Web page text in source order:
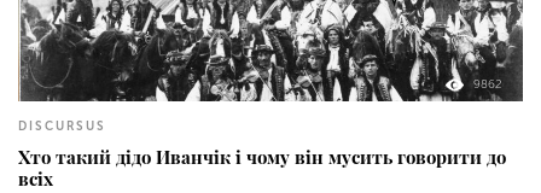
9862
DISCURSUS
Хто такий дідо Иванчік і чому він мусить говорити до
всіх